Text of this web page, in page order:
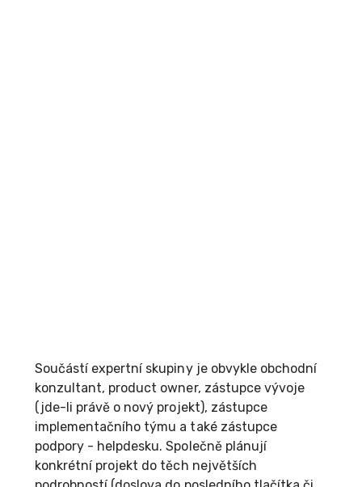
Součástí expertní skupiny je obvykle obchodní
konzultant, product owner, zástupce vývoje
(jde-li právě o nový projekt), zástupce
implementačního týmu a také zástupce
podpory - helpdesku. Společně plánují
konkrétní projekt do těch největších